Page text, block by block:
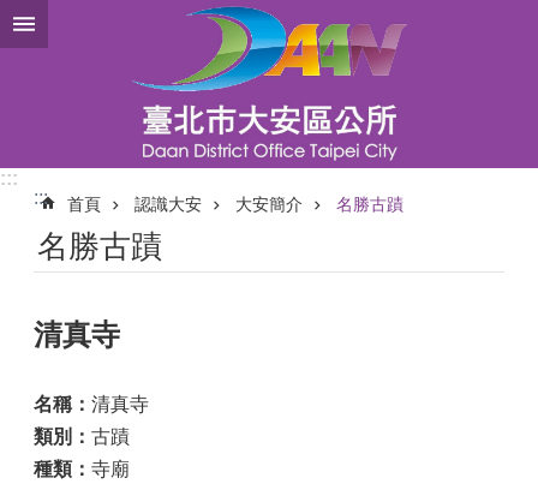
跳到主要內容區塊
:::
:::
首頁 認識大安 大安簡介 名勝古蹟
名勝古蹟
清真寺
名稱： 清真寺
類別： 古蹟
種類： 寺廟